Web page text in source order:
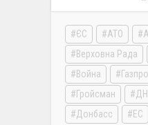
ЄС АТО
Верховна Рада
Война
Гройсман
Донбасс
ЕС